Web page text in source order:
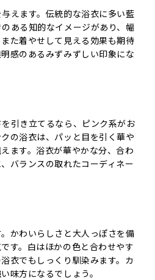
えます。伝統的な浴衣に多い藍
ある知的なイメージがあり、幅
た着やせして見える効果も期待
感のあるみずみずしい印象にな
引き立てるなら、ピンク系がお
の浴衣は、パッと目を引く華や
ます。浴衣が華やかな分、合わ
バランスの取れたコーディネー
かわいらしさと大人っぽさを備
す。白はほかの色と合わせやす
衣でもしっくり馴染みます。カ
味方になるでしょう。